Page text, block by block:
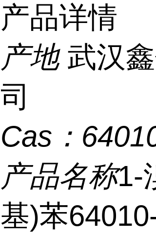
产品详情
产地 武汉
司
Cas：
产品名称1-
基)苯